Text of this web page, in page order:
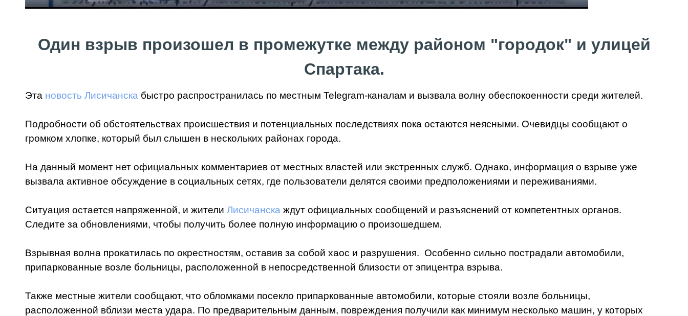
Один взрыв произошел в промежутке между районом "городок" и улицей
Спартака.
Эта новость Лисичанска быстро распространилась по местным Telegram-каналам и вызвала волну обеспокоенности среди жителей.
Подробности об обстоятельствах происшествия и потенциальных последствиях пока остаются неясными. Очевидцы сообщают о
громком хлопке, который был слышен в нескольких районах города.
На данный момент нет официальных комментариев от местных властей или экстренных служб. Однако, информация о взрыве уже
вызвала активное обсуждение в социальных сетях, где пользователи делятся своими предположениями и переживаниями.
Ситуация остается напряженной, и жителиЛисичанска ждут официальных сообщений и разъяснений от компетентных органов.
Следите за обновлениями, чтобы получить более полную информацию о произошедшем.
Взрывная волна прокатилась по окрестностям, оставив за собой хаос и разрушения. Особенно сильно пострадали автомобили,
припаркованные возле больницы, расположенной в непосредственной близости от эпицентра взрыва.
Также местные жители сообщают, что обломками посекло припаркованные автомобили, которые стояли возле больницы,
расположенной вблизи места удара. По предварительным данным, повреждения получили как минимум несколько машин, у которых